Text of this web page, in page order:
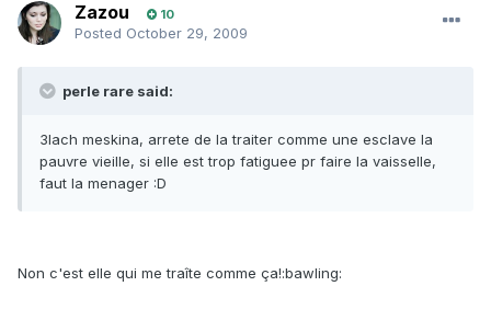
Zazou 10
Posted October 29, 2009
perle rare said:
3lach meskina, arrete de la traiter comme une esclave la
pauvre vieille, si elle est trop fatiguee pr faire la vaisselle,
faut la menager :D
Non c'est elle qui me traîte comme ça!:bawling: